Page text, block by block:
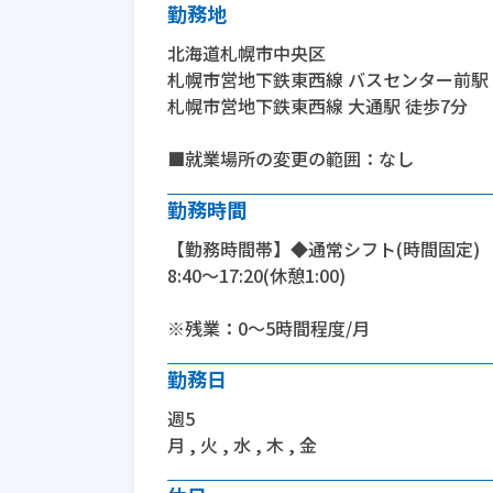
勤務地
北海道札幌市中央区
札幌市営地下鉄東西線 バスセンター前
札幌市営地下鉄東西線 大通駅 徒歩7分
■就業場所の変更の範囲：なし
勤務時間
【勤務時間帯】◆通常シフト(時間固定)
8:40〜17:20(休憩1:00)
※残業：0〜5時間程度/月
勤務日
週5
月 , 火 , 水 , 木 , 金